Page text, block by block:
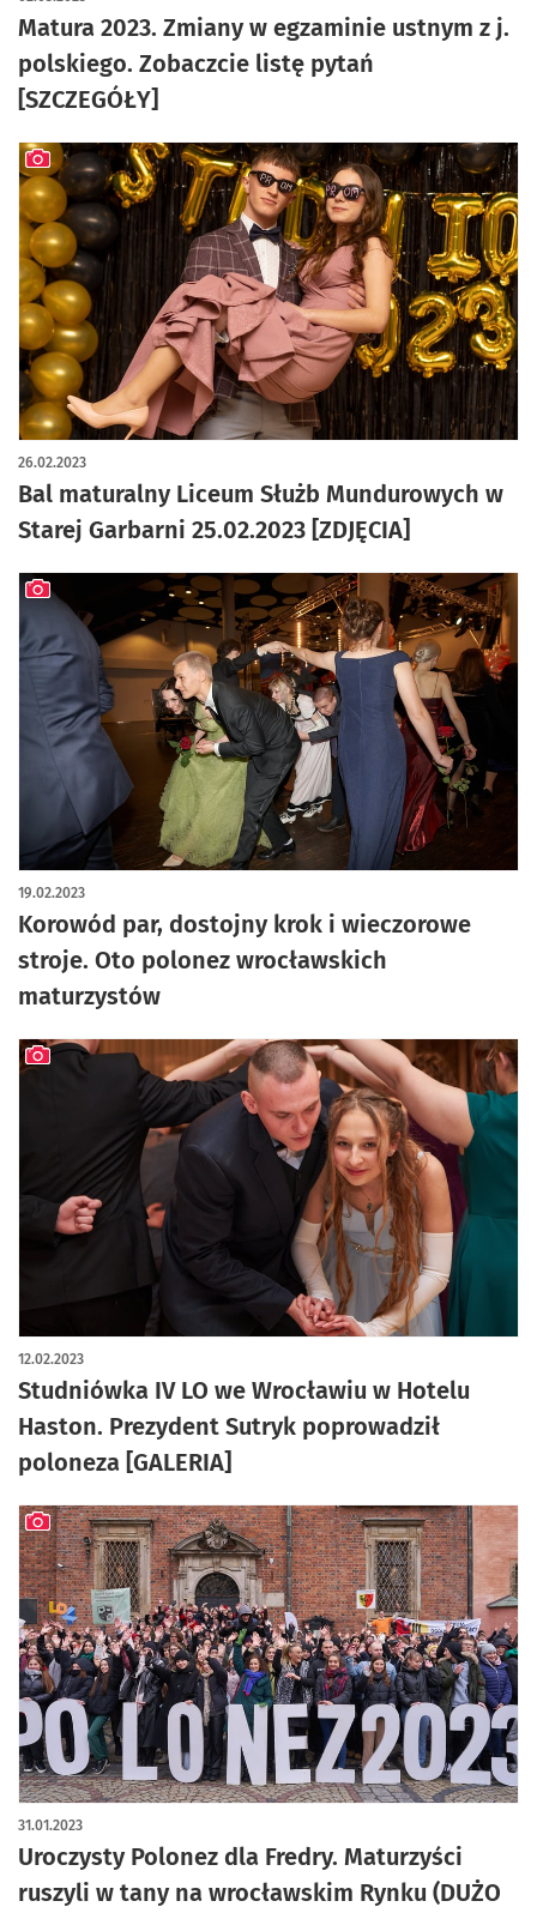
Matura 2023. Zmiany w egzaminie ustnym z j.
polskiego. Zobaczcie listę pytań
[SZCZEGÓŁY]
Bal maturalny Liceum Służb Mundurowych w
Starej Garbarni 25.02.2023 [ZDJĘCIA]
26.02.2023
artykuł z galerią zdjęć
Korowód par, dostojny krok i wieczorowe
stroje. Oto polonez wrocławskich
maturzystów
19.02.2023
artykuł z galerią zdjęć
Studniówka IV LO we Wrocławiu w Hotelu
Haston. Prezydent Sutryk poprowadził
poloneza [GALERIA]
12.02.2023
artykuł z galerią zdjęć
Uroczysty Polonez dla Fredry. Maturzyści
ruszyli w tany na wrocławskim Rynku (DUŻO
31.01.2023
artykuł z galerią zdjęć